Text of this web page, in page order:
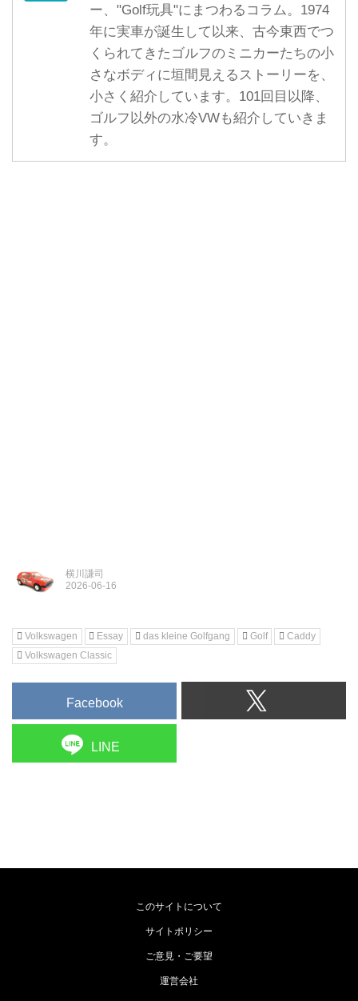
ー、"Golf玩具"にまつわるコラム。1974
年に実車が誕生して以来、古今東西でつ
くられてきたゴルフのミニカーたちの小
さなボディに垣間見えるストーリーを、
小さく紹介しています。101回目以降、
ゴルフ以外の水冷VWも紹介していきま
す。
横川謙司
Volkswagen Essay das kleine Golfgang Golf
Caddy
Volkswagen Classic
Facebook
LINE
このサイトについて
サイトポリシー
ご意見・ご要望
運営会社